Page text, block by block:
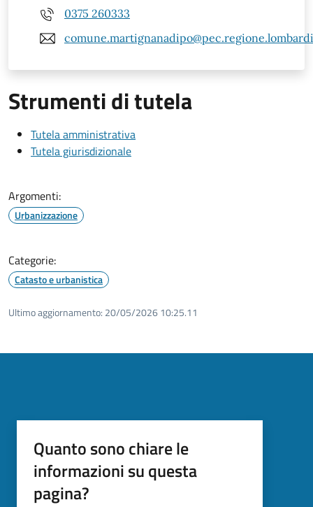
0375 260333
Strumenti di tutela
Tutela amministrativa
Tutela giurisdizionale
Argomenti:
Urbanizzazione
Categorie:
Catasto e urbanistica
Ultimo aggiornamento: 20/05/2026 10:25.11
Quanto sono chiare le
informazioni su questa
pagina?